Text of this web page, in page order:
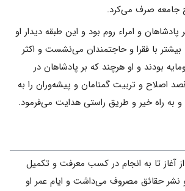
جامعه صرف می‌کرد.
پادشاهان و امراء روم بود و این طبقه دیدار او
بیشتر با فقرا و حاجتمندان می‌نشست و اکثر
بودند و او هرچند که بر پادشاهان در
اصلاح و تربیت گمنامان و پیشه‌وران را به
راه خیر و طریق راستی هدایت می‌فرمود.
از آغاز تا به انجام در کسب معرفت و تکمیل
نشر حقائق مصروف می‌داشت و ایام عمر او